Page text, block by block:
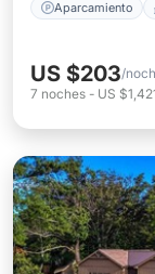
Aparcamiento
US $203/
7 noches - US